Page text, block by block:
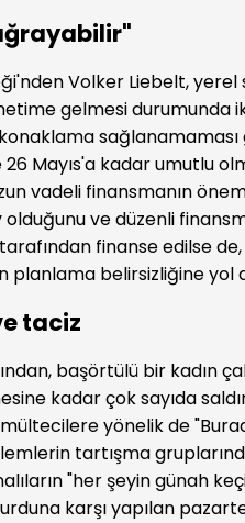
Volker Liebelt,
gelmesi durumunda
26 Mayıs'a kadar umutlu
vadeli finansmanın
ve düzenli
finanse edilse
planlama belirsizliğine yol
taciz
başörtülü bir kadın
kadar çok sayıda
yönelik de
tartışma
"her şeyin günah
karşı yapılan